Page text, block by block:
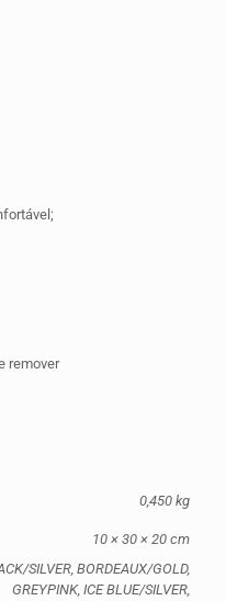
remover
0,450 kg
10 × 30 × 20 cm
SILVER, BORDEAUX/GOLD,
GREYPINK, ICE BLUE/SILVER,